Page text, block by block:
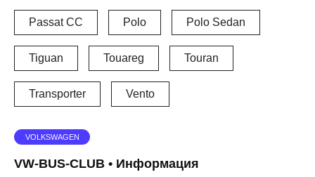
Passat CC Polo Polo Sedan
Tiguan Touareg Touran
Transporter Vento
VOLKSWAGEN
VW-BUS-CLUB • Информация